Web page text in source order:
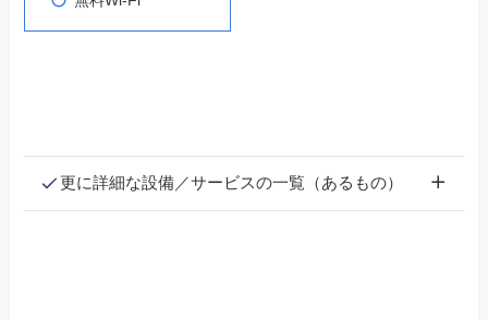
更に詳細な設備／サービスの一覧（あるもの）